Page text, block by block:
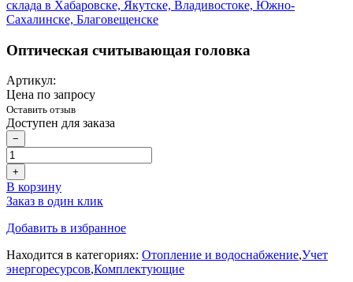
Оптическая считывающая головка
Артикул:
Цена по запросу
Оставить отзыв
Доступен для заказа
−
+
В корзину
Заказ в один клик
Добавить в избранное
Находится в категориях: Отопление и водоснабжение,Учет
энергоресурсов,Комплектующие